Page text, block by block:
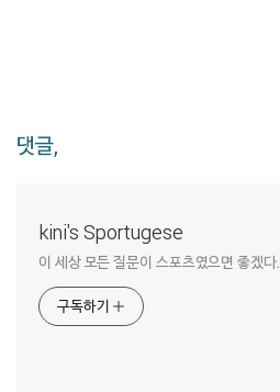
댓글,
kini's Sportugese
이 세상 모든 질문이 스포츠였으면 좋겠다.
구독하기